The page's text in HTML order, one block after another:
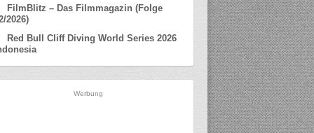
FilmBlitz – Das Filmmagazin (Folge
2026)
Red Bull Cliff Diving World Series 2026
Werbung